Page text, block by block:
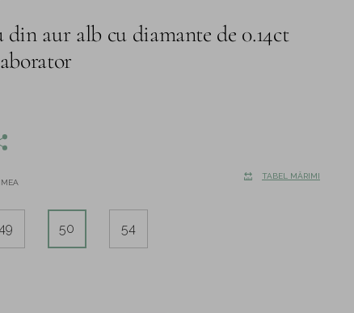
aur alb cu diamante de 0.14ct
TABEL MĂRIMI
50 54